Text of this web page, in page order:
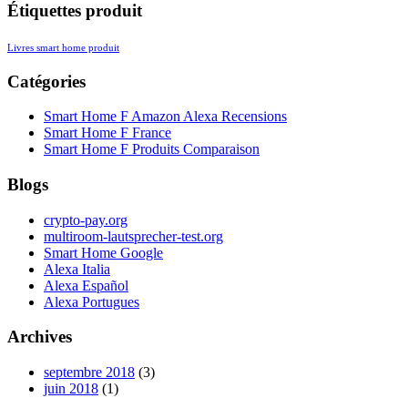
Étiquettes produit
Livres smart home produit
Catégories
Smart Home F Amazon Alexa Recensions
Smart Home F France
Smart Home F Produits Comparaison
Blogs
crypto-pay.org
multiroom-lautsprecher-test.org
Smart Home Google
Alexa Italia
Alexa Español
Alexa Portugues
Archives
septembre 2018 (3)
juin 2018 (1)